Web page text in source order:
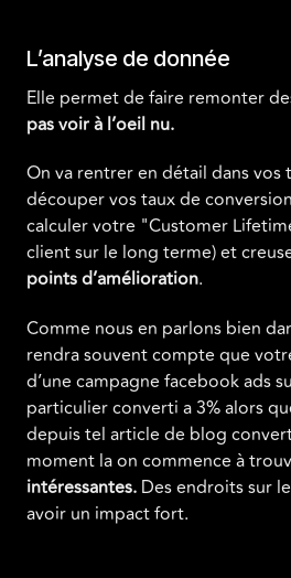
L’analyse de donnée
Elle permet de faire remonter
pas voir à l’oeil nu.
On va rentrer en détail dans vos
découper vos taux de
calculer votre "Customer
client sur le long terme) et
points d’amélioration.
Comme nous en parlons bien
rendra souvent compte que
d’une campagne facebook ads
particulier converti a 3% alors
depuis tel article de blog
moment la on commence à
intéressantes. Des endroits sur
avoir un impact fort.